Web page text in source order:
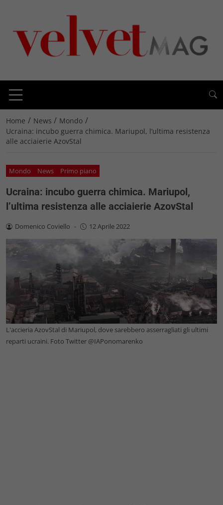
Home / News / Mondo /
Ucraina: incubo guerra chimica. Mariupol, l’ultima resistenza
alle acciaierie AzovStal
Mondo News Primo piano
Ucraina: incubo guerra chimica. Mariupol,
l’ultima resistenza alle acciaierie AzovStal
Domenico Coviello - 12 Aprile 2022
L'accieria AzovStal di Mariupol, dove sarebbero asserragliati gli ultimi
reparti ucraini. Foto Twitter @IAPonomarenko